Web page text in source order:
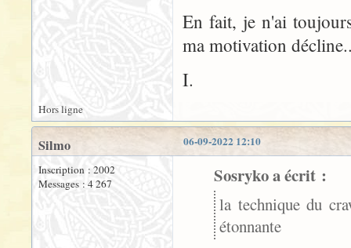
En fait, je n'ai
ma motivation
I.
Hors ligne
06-09-2022 12:10
Silmo
Inscription : 2002
Messages : 4 267
Sosryko a écrit :
la technique du
étonnante